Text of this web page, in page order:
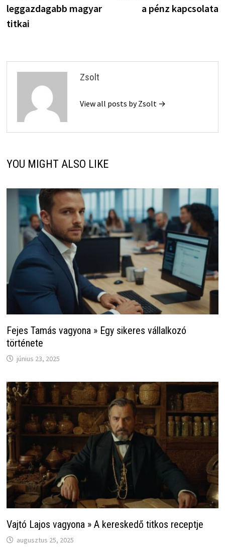
leggazdagabb magyar
titkai
a pénz kapcsolata
Zsolt
View all posts by Zsolt →
YOU MIGHT ALSO LIKE
Fejes Tamás vagyona » Egy sikeres vállalkozó
története
június 23, 2025
Vajtó Lajos vagyona » A kereskedő titkos receptje
augusztus 25, 2025